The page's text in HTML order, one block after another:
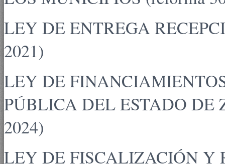
LEY DE ENTREGA
2021)
LEY DE
PÚBLICA DEL ESTADO DE
2024)
LEY DE FISCALIZACIÓN Y